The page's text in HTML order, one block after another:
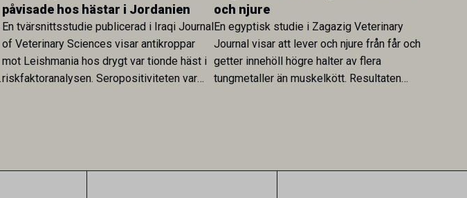
påvisade hos hästar i Jordanien
En tvärsnittsstudie publicerad i Iraqi Journal
of Veterinary Sciences visar antikroppar
mot Leishmania hos drygt var tionde häst i
riskfaktoranalysen. Seropositiviteten var
och njure
En egyptisk studie i Zagazig Veterinary
Journal visar att lever och njure från får och
getter innehöll högre halter av flera
tungmetaller än muskelkött. Resultaten